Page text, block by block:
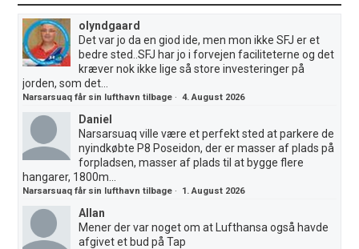
olyndgaard
Det var jo da en giod ide, men mon ikke SFJ er et
bedre sted..SFJ har jo i forvejen faciliteterne og det
kræver nok ikke lige så store investeringer på
jorden, som det...
Narsarsuaq får sin lufthavn tilbage ·4. August 2026
Daniel
Narsarsuaq ville være et perfekt sted at parkere de
nyindkøbte P8 Poseidon, der er masser af plads på
forpladsen, masser af plads til at bygge flere
hangarer, 1800m...
Narsarsuaq får sin lufthavn tilbage · 1. August 2026
Allan
Mener der var noget om at Lufthansa også havde
afgivet et bud på Tap